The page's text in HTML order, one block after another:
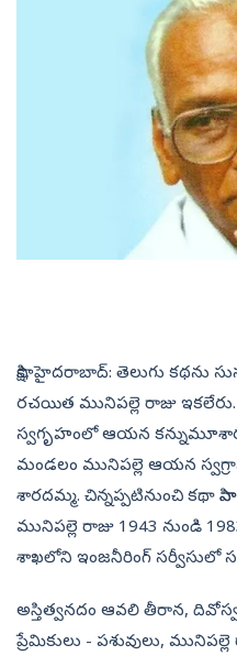
సాక్షి, హైదరాబాద్‌: తెలుగు కథను
రచయిత మునిపల్లె రాజు
స్వగృహంలో ఆయన
మండలం మునిపల్లె ఆయన
శారదమ్మ. చిన్నప్పటినుంచి కథా
మునిపల్లె రాజు 1943 నుండి
శాఖలోని ఇంజనీరింగ్‌ సర్వీసులో
అస్తిత్వనదం ఆవలి తీరాన,
ప్రేమికులు - పశువులు,